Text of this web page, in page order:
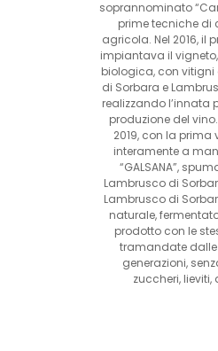
soprannominato
prime tecniche di
agricola. Nel 2016, il
impiantava il
biologica, con vitigni
di Sorbara e
realizzando l’innata
produzione del
2019, con la prima
interamente a
“GALSANA”,
Lambrusco di
Lambrusco di
naturale,
prodotto con le
tramandate dalle
generazioni,
zuccheri,